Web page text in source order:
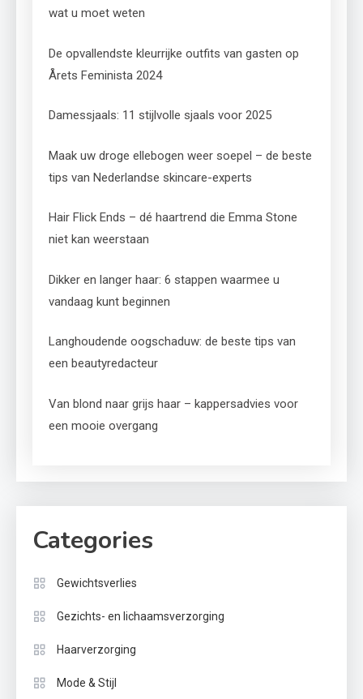
wat u moet weten
De opvallendste kleurrijke outfits van gasten op
Årets Feminista 2024
Damessjaals: 11 stijlvolle sjaals voor 2025
Maak uw droge ellebogen weer soepel – de beste
tips van Nederlandse skincare-experts
Hair Flick Ends – dé haartrend die Emma Stone
niet kan weerstaan
Dikker en langer haar: 6 stappen waarmee u
vandaag kunt beginnen
Langhoudende oogschaduw: de beste tips van
een beautyredacteur
Van blond naar grijs haar – kappersadvies voor
een mooie overgang
Categories
Gewichtsverlies
Gezichts- en lichaamsverzorging
Haarverzorging
Mode & Stijl